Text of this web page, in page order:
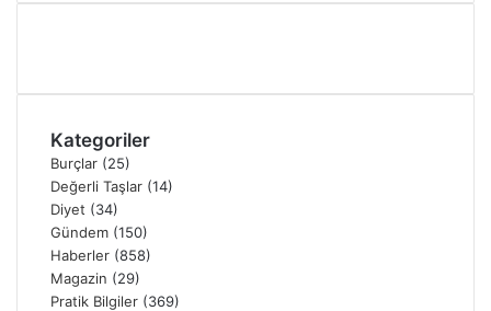
Kategoriler
Burçlar (25)
Değerli Taşlar (14)
Diyet (34)
Gündem (150)
Haberler (858)
Magazin (29)
Pratik Bilgiler (369)